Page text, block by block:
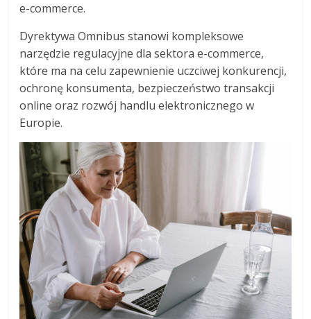
e-commerce.
Dyrektywa Omnibus stanowi kompleksowe
narzędzie regulacyjne dla sektora e-commerce,
które ma na celu zapewnienie uczciwej konkurencji,
ochronę konsumenta, bezpieczeństwo transakcji
online oraz rozwój handlu elektronicznego w
Europie.